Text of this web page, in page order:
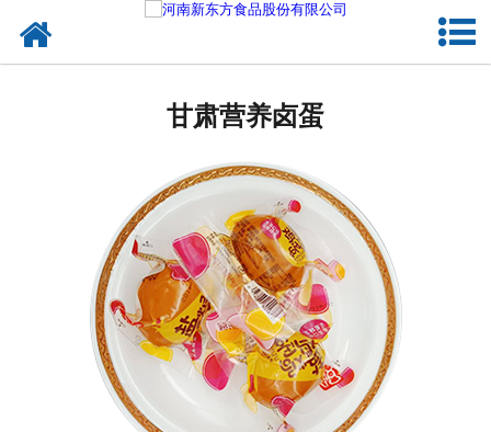
甘肃熟食品
甘肃调味品
甘肃鸡蛋壳粉
甘肃新东方食品
甘肃食品代加工
甘肃营养卤蛋